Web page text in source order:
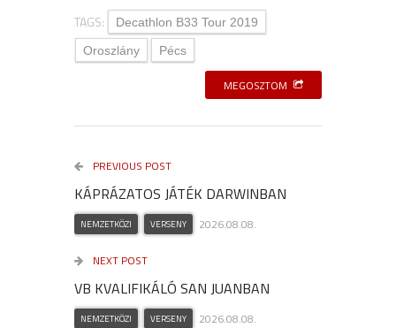
TAGS:
Decathlon B33 Tour 2019
Oroszlány
Pécs
MEGOSZTOM
PREVIOUS POST
KÁPRÁZATOS JÁTÉK DARWINBAN
NEMZETKÖZI VERSENY 2026.08.08.
NEXT POST
VB KVALIFIKÁLÓ SAN JUANBAN
NEMZETKÖZI VERSENY 2026.08.08.